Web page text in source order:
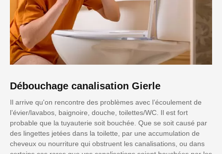
Débouchage canalisation Gierle
Il arrive qu'on rencontre des problèmes avec l’écoulement de
l’évier/lavabos, baignoire, douche, toilettes/WC. Il est fort
probable que la tuyauterie soit bouchée. Que se soit causé par
des lingettes jetées dans la toilette, par une accumulation de
cheveux ou nourriture qui obstruent les canalisations, ou dans